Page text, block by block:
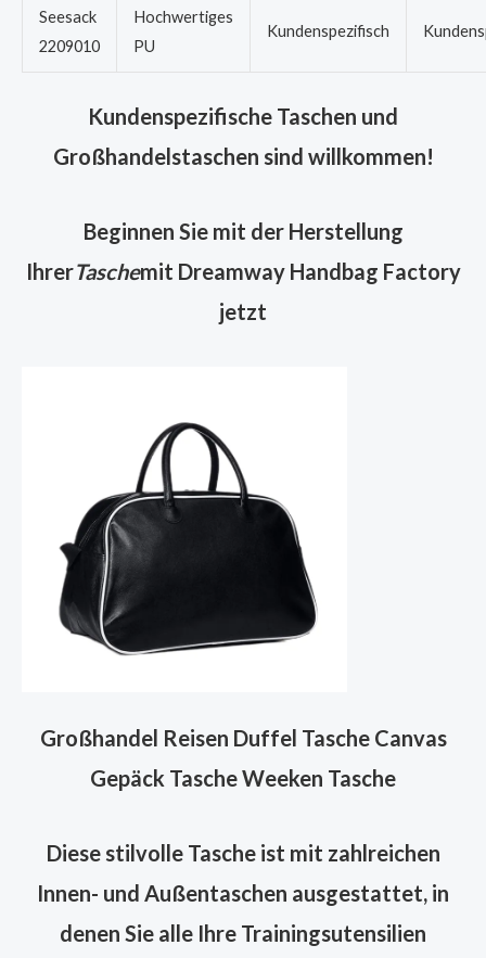
Seesack
2209010
Hochwertiges
PU
Kundenspezifisch
Kundenspezifische Taschen und
Großhandelstaschen sind willkommen!
Beginnen Sie mit der Herstellung
IhrerTaschemit Dreamway Handbag Factory
jetzt
Großhandel Reisen Duffel Tasche Canvas
Gepäck Tasche Weeken Tasche
Diese stilvolle Tasche ist mit zahlreichen
Innen- und Außentaschen ausgestattet, in
denen Sie alle Ihre Trainingsutensilien